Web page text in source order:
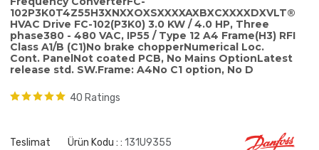
102P3K0T4Z55H3XNXXOXSXXXXAXBXCXXXXDXVLT®
HVAC Drive FC-102(P3K0) 3.0 KW / 4.0 HP, Three
phase380 - 480 VAC, IP55 / Type 12 A4 Frame(H3) RFI
Class A1/B (C1)No brake chopperNumerical Loc.
Cont. PanelNot coated PCB, No Mains OptionLatest
release std. SW.Frame: A4No C1 option, No D
40 Ratings
Teslimat
Ürün Kodu : : 131U9355